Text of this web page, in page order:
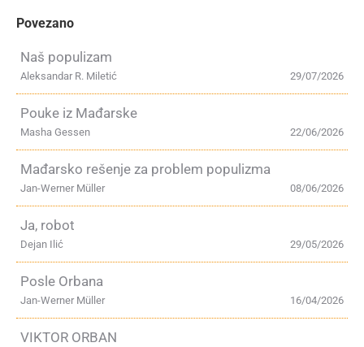
Povezano
Naš populizam
29/07/2026
Aleksandar R. Miletić
Pouke iz Mađarske
22/06/2026
Masha Gessen
Mađarsko rešenje za problem populizma
08/06/2026
Jan-Werner Müller
Ja, robot
29/05/2026
Dejan Ilić
Posle Orbana
16/04/2026
Jan-Werner Müller
VIKTOR ORBAN